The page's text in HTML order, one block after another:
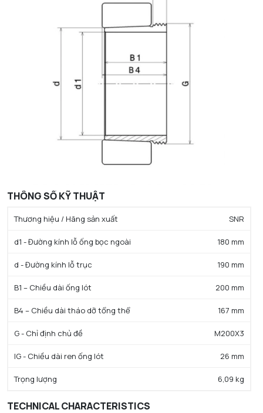
THÔNG SỐ KỸ THUẬT
Thương hiệu / Hãng sản xuất SNR
d1 - Đường kính lỗ ống bọc ngoài 180 mm
d - Đường kính lỗ trục 190 mm
B1 – Chiều dài ống lót 200 mm
B4 – Chiều dài tháo dỡ tổng thể 167 mm
G - Chỉ định chủ đề M200X3
lG - Chiều dài ren ống lót 26 mm
Trọng lượng 6,09 kg
TECHNICAL CHARACTERISTICS